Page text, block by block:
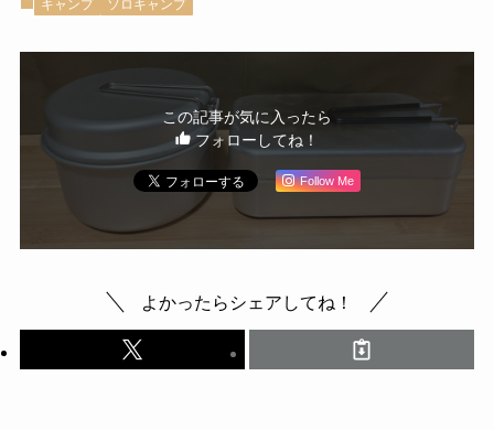
キャンプ ソロキャンプ
この記事が気に入ったら
フォローしてね！
Follow Me
よかったらシェアしてね！